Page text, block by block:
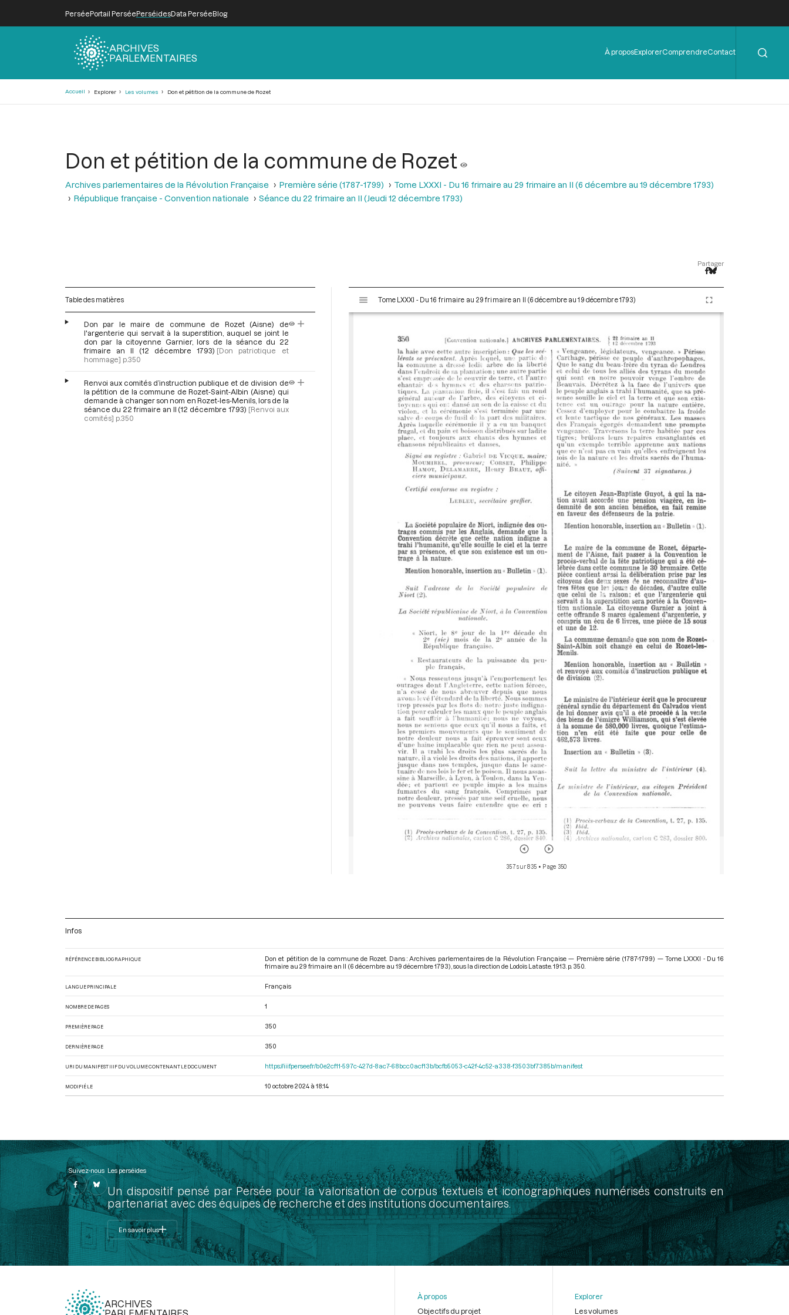
PerséePortail PerséePerséidesData PerséeBlog
ARCHIVES
PARLEMENTAIRES
Menu
de
À proposExplorerComprendreContact
Accueil Explorer Les volumes Don et pétition de la commune de Rozet
Don et pétition de la commune de Rozet
Archives parlementaires de la Révolution Française Première série (1787-1799)
Tome LXXXI - Du 16 frimaire au 29 frimaire an II (6 décembre au 19 décembre 1793)
République française - Convention nationale
Séance du 22 frimaire an II (Jeudi 12 décembre 1793)
Partager
Table des matières
Don par le maire de commune de Rozet (Aisne) de
l'argenterie qui servait à la superstition, auquel se joint le
don par la citoyenne Garnier, lors de la séance du 22
frimaire an II (12 décembre 1793) [Don patriotique et
hommage] p.350
Renvoi aux comités d’instruction publique et de division de
la pétition de la commune de Rozet-Saint-Albin (Aisne) qui
demande à changer son nom en Rozet-les-Menils, lors de la
séance du 22 frimaire an II (12 décembre 1793) [Renvoi aux
comités] p.350
s
Tome LXXXI - Du 16 frimaire au 29 frimaire an II (6 décembre au 19 décembre 1793)
357 sur 835 • Page 350
Infos
RÉFÉRENCE BIBLIOGRAPHIQUE
Don et pétition de la commune de Rozet. Dans : Archives parlementaires de la Révolution Française — Première série (1787-1799) — Tome LXXXI - Du 16
frimaire au 29 frimaire an II (6 décembre au 19 décembre 1793) , sous la direction de Lodoïs Lataste. 1913. p. 350.
LANGUE PRINCIPALE Français
NOMBRE DE PAGES 1
PREMIÈRE PAGE 350
DERNIÈRE PAGE 350
URI DU MANIFEST IIIF DU VOLUME CONTENANT LE DOCUMENT https://iiif.persee.fr/b0e2cf11-597c-427d-8ac7-68bcc0acf13b/bcfb5053-c42f-4c52-a338-f3503bf7385b/manifest
MODIFIÉ LE 10 octobre 2024 à 18:14
Suivez-nous Les perséides
Un dispositif pensé par Persée pour la valorisation de corpus textuels et iconographiques numérisés construits en
partenariat avec des équipes de recherche et des institutions documentaires.
En savoir plus
ARCHIVES
À propos
Objectifs du projet
Explorer
Les volumes